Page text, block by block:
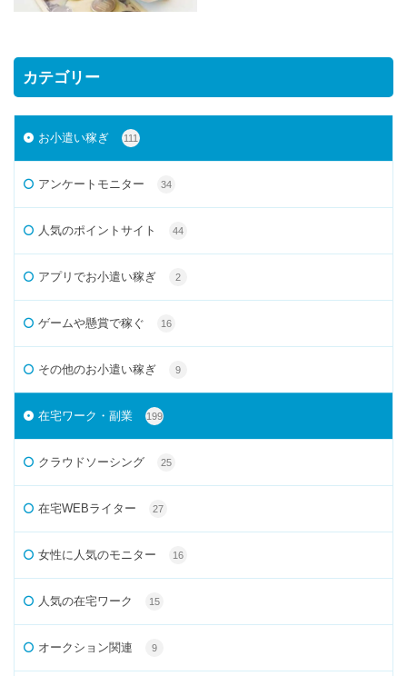
カテゴリー
お小遣い稼ぎ 111
アンケートモニター 34
人気のポイントサイト 44
アプリでお小遣い稼ぎ 2
ゲームや懸賞で稼ぐ 16
その他のお小遣い稼ぎ 9
在宅ワーク・副業 199
クラウドソーシング 25
在宅WEBライター 27
女性に人気のモニター 16
人気の在宅ワーク 15
オークション関連 9